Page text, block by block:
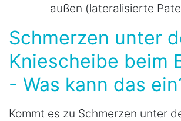
außen (lateralisierte
Schmerzen unter
Kniescheibe beim
- Was kann das
Kommt es zu Schmerzen unter